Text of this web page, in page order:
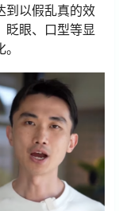
到以假乱真的效
眨眼、口型等显